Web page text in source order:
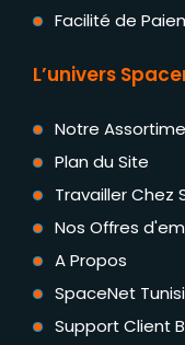
Facilité de
L’univers
Notre
Plan du Site
Travailler Chez
Nos Offres
A Propos
SpaceNet
Support Client